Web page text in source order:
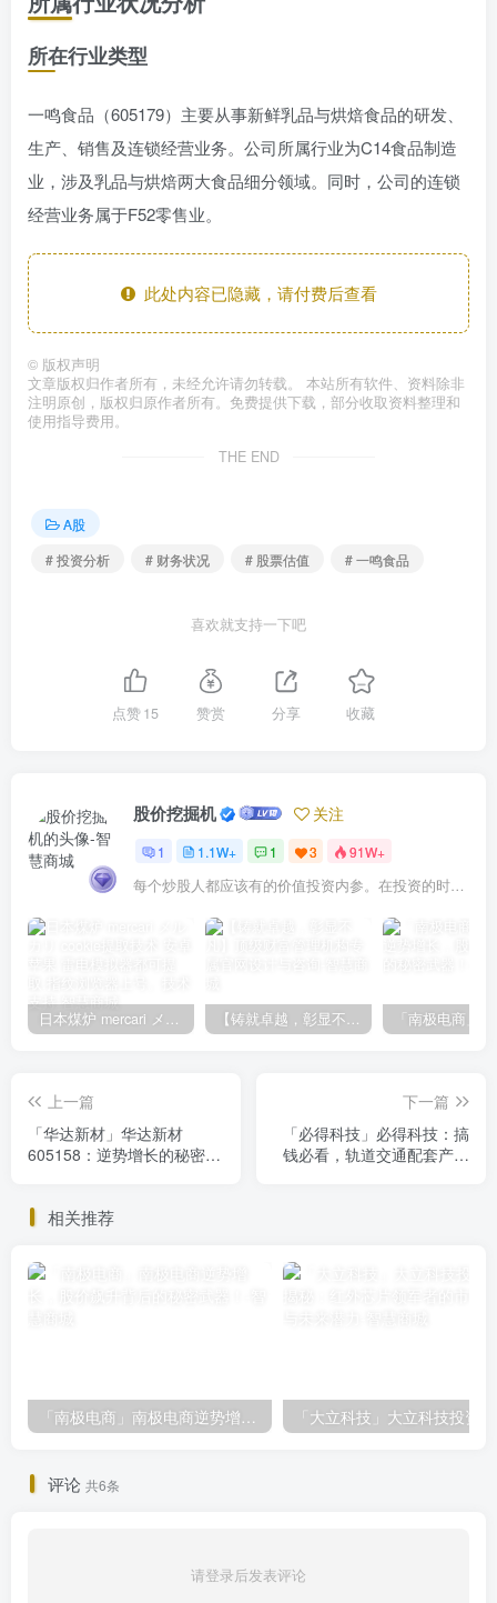
所在行业类型
一鸣食品（605179）主要从事新鲜乳品与烘焙食品的研发、
生产、销售及连锁经营业务。公司所属行业为C14食品制造
业，涉及乳品与烘焙两大食品细分领域。同时，公司的连锁
经营业务属于F52零售业。
此处内容已隐藏，请付费后查看
© 版权声明
文章版权归作者所有，未经允许请勿转载。 本站所有软件、资料除非
注明原创，版权归原作者所有。免费提供下载，部分收取资料整理和
使用指导费用。
THE END
A股
# 投资分析
# 财务状况 # 股票估值 # 一鸣食品
喜欢就支持一下吧
点赞15 赞赏 分享 收藏
股价挖掘机 关注
1 1.1W+ 1 3 91W+
每个炒股人都应该有的价值投资内参。在投资的时候，我们把自己看成是企业分析师——而不是市场分析师，也不是宏观经济分析师，更不是证券分析师。
日本煤炉 mercari メルカリ cookie提取技术 安卓 苹果 雷电模拟器都可提取,指纹浏览器上号。技术支持 【铸就卓越，彰显不凡】顶级财富管理机构专属官网设计与咨询
上一篇
「华达新材」华达新材
605158：逆势增长的秘密，
下一篇
「必得科技」必得科技：搞
钱必看，轨道交通配套产品
相关推荐
「南极电商」南极电商逆势增长，股价飙升背后的秘密武器！
评论 共6条
请登录后发表评论